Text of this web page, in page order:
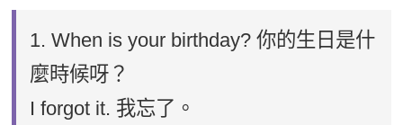
1. When is your birthday? 你的生日是什
麼時候呀？
I forgot it. 我忘了。